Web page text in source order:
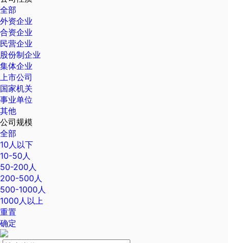
全部
外资企业
合资企业
民营企业
股份制企业
集体企业
上市公司
国家机关
事业单位
其他
公司规模
全部
10人以下
10-50人
50-200人
200-500人
500-1000人
1000人以上
重置
确定